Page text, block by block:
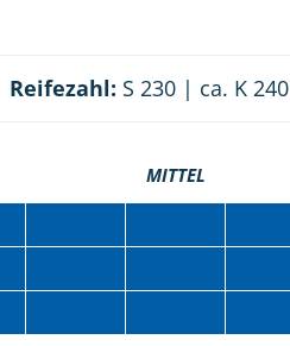
Reifezahl: S 230 | ca. K 240
MITTEL